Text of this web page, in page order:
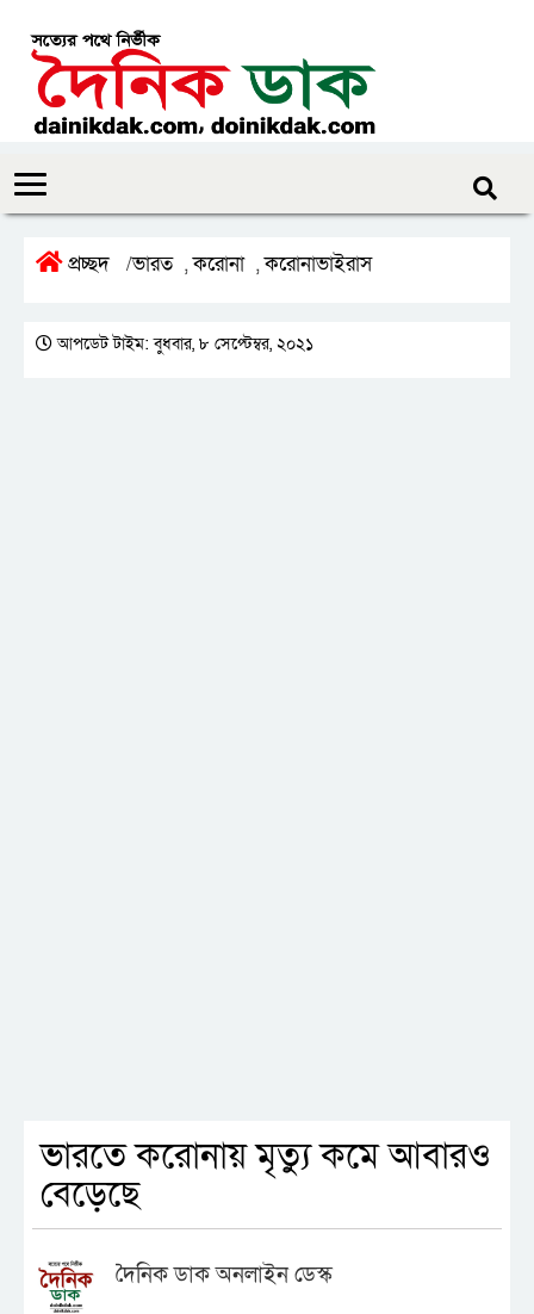
প্রচ্ছদ /ভারত ,করোনা ,করোনাভাইরাস
আপডেট টাইম: বুধবার, ৮ সেপ্টেম্বর, ২০২১
ভারতে করোনায় মৃত্যু কমে আবারও
বেড়েছে
দৈনিক ডাক অনলাইন ডেস্ক